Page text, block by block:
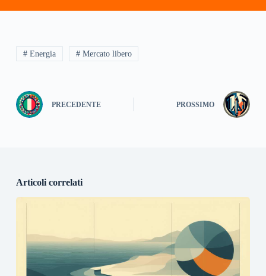
# Energia # Mercato libero
PRECEDENTE PROSSIMO
Articoli correlati